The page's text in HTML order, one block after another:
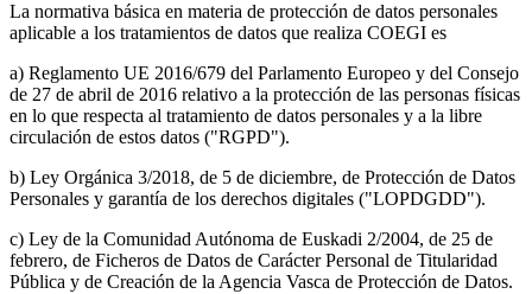
La normativa básica en materia de protección de datos personales
aplicable a los tratamientos de datos que realiza COEGI es
a) Reglamento UE 2016/679 del Parlamento Europeo y del Consejo
de 27 de abril de 2016 relativo a la protección de las personas físicas
en lo que respecta al tratamiento de datos personales y a la libre
circulación de estos datos ("RGPD").
b) Ley Orgánica 3/2018, de 5 de diciembre, de Protección de Datos
Personales y garantía de los derechos digitales ("LOPDGDD").
c) Ley de la Comunidad Autónoma de Euskadi 2/2004, de 25 de
febrero, de Ficheros de Datos de Carácter Personal de Titularidad
Pública y de Creación de la Agencia Vasca de Protección de Datos.